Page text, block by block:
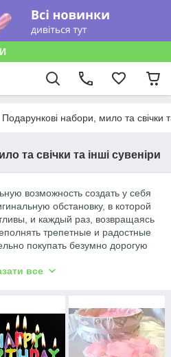
Подарункові набори, мило та свічки
та свічки та інші сувеніри
возможность создать у себя
обстановку, в которой
и каждый раз, возвращаясь
трепетные и радостные
покупать безумно дорогую
результата, нужно просто
ваш внешний вид,
любое помещение.
декор способен
художественное
все